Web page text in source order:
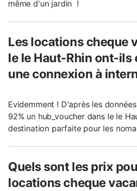
même d'un jardin !
Les locations cheque
le le Haut-Rhin ont-ils
une connexion à
Evidemment ! D'après les
92% un hub_voucher dans le le
destination parfaite pour les
Quels sont les prix
locations cheque